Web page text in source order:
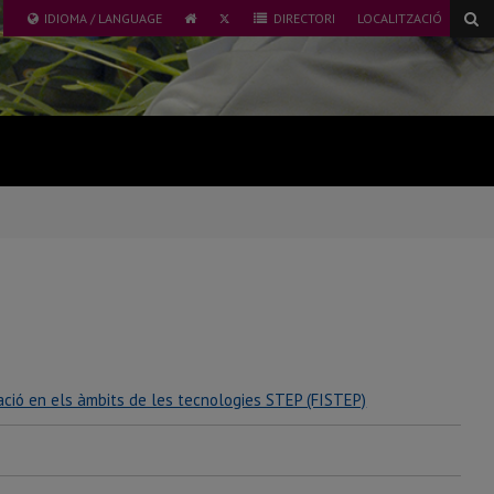
ICONA
GLOBUS
TERRAQÜI
IDIOMA / LANGUAGE
UNIVERSITAT
LLEIDA
TWITTERICONA
DIRECTORI LOCALITZACIÓ
en els àmbits de les tecnologies STEP (FISTEP)